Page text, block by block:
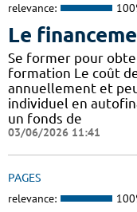
relevance:
Le
Se former pour
formation Le coût
annuellement et
individuel en
un fonds de
03/06/2026 11:41
PAGES
relevance: